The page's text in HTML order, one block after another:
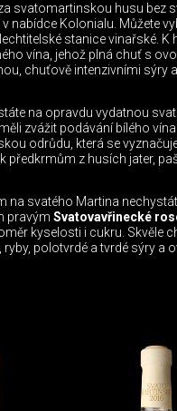
svatomartinskou husu bez
v nabídce Kolonialu. Můžete
stanice vinařské. K
vína, jehož plná chuť s
chuťově intenzivními sýry
na opravdu vydatnou
zvážit podávání bílého
odrůdu, která se
předkrmům z husích jater,
na svatého Martina
pravým Svatovavřinecké
kyselosti i cukru. Skvěle
polotvrdé a tvrdé sýry a